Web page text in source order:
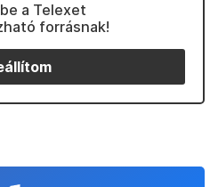
a Telexet
forrásnak!